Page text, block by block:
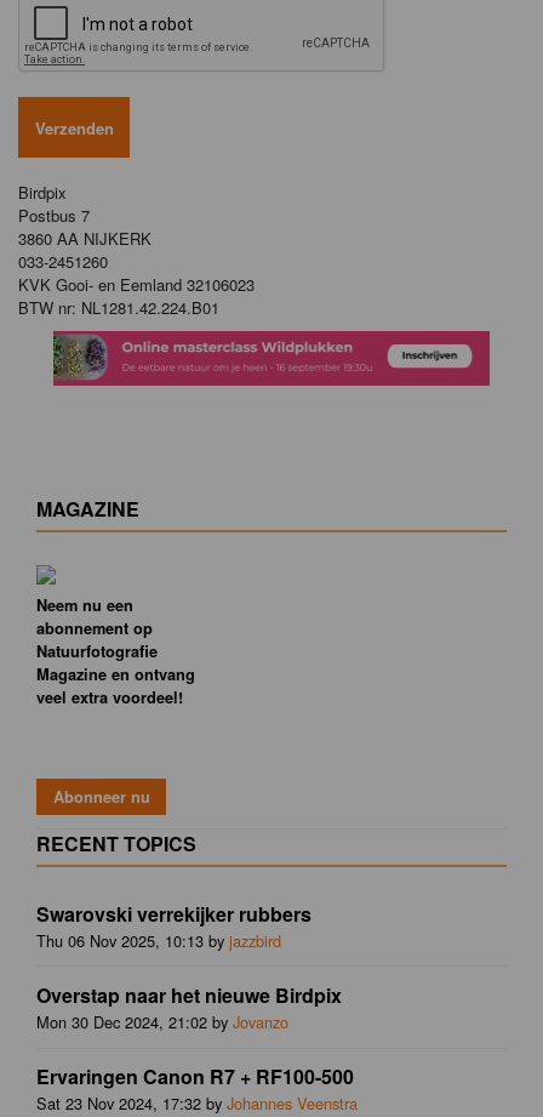
Birdpix
Postbus 7
3860 AA NIJKERK
033-2451260
KVK Gooi- en Eemland 32106023
BTW nr: NL1281.42.224.B01
MAGAZINE
Neem nu een
abonnement op
Natuurfotografie
Magazine en ontvang
veel extra voordeel!
RECENT TOPICS
Swarovski verrekijker rubbers
Thu 06 Nov 2025, 10:13 by jazzbird
Overstap naar het nieuwe Birdpix
Mon 30 Dec 2024, 21:02 by Jovanzo
Ervaringen Canon R7 + RF100-500
Sat 23 Nov 2024, 17:32 by Johannes Veenstra